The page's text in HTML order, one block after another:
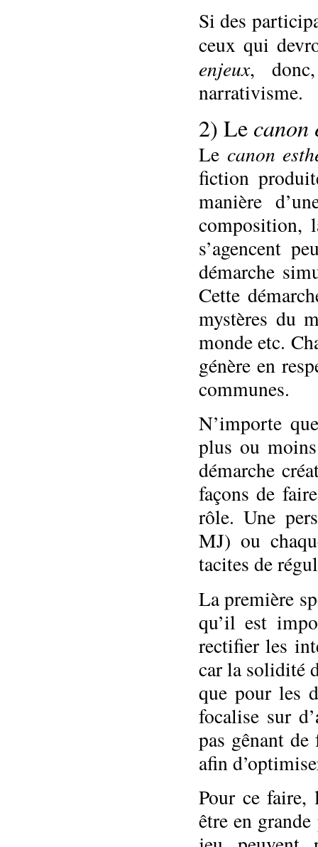
Si des
ceux qui
enjeux,
narrativisme.
2) Le canon
Le canon
fiction
manière
composition,
s’agencent
démarche
Cette
mystères du
monde etc.
génère en
communes.
N’importe
plus ou
démarche
façons de
rôle. Une
MJ) ou
tacites de
La première
qu’il est
rectifier les
car la solidité
que pour les
focalise sur
pas gênant de
afin
Pour ce
être en